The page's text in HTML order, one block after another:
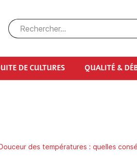
DE CULTURES QUALITÉ &
des températures : quelles